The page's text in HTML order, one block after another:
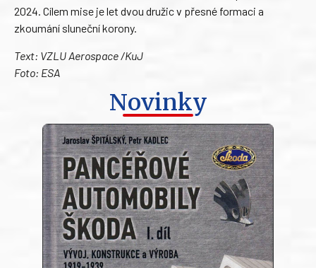
2024. Cílem mise je let dvou družic v přesné formaci a
zkoumání sluneční korony.
Text: VZLU Aerospace /KuJ
Foto: ESA
Novinky